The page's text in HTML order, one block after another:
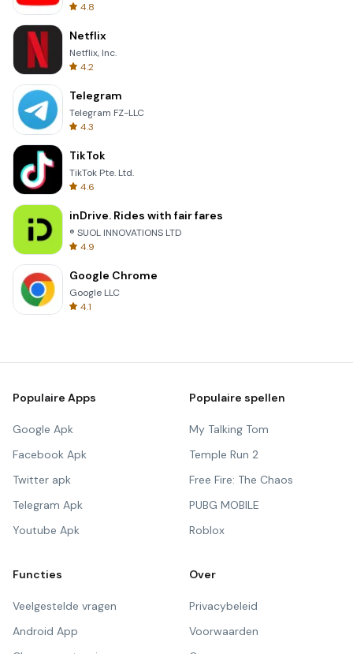
4.8
Netflix
Netflix, Inc.
4.2
Telegram
Telegram FZ-LLC
4.3
TikTok
TikTok Pte. Ltd.
4.6
inDrive. Rides with fair fares
® SUOL INNOVATIONS LTD
4.9
Google Chrome
Google LLC
4.1
Populaire Apps
Google Apk
Facebook Apk
Twitter apk
Telegram Apk
Youtube Apk
Populaire spellen
My Talking Tom
Temple Run 2
Free Fire: The Chaos
PUBG MOBILE
Roblox
Functies
Veelgestelde vragen
Android App
Over
Privacybeleid
Voorwaarden